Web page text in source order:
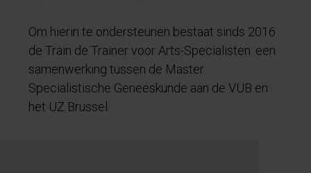
Om hierin te ondersteunen bestaat sinds 2016
de Train de Trainer voor Arts-Specialisten: een
samenwerking tussen de Master
Specialistische Geneeskunde aan de VUB en
het UZ Brussel.